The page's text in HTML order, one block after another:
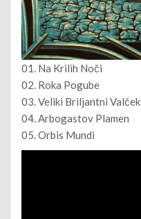
01. Na Krilih Noči
02. Roka Pogube
03. Veliki Briljantni Valček
04. Arbogastov Plamen
05. Orbis Mundi